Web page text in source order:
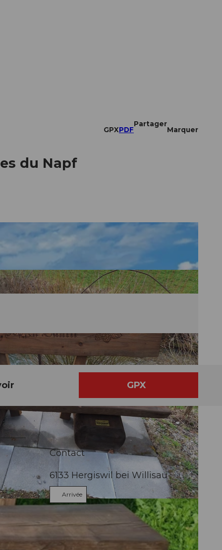
GPXPDF
Partager
Marquer
du Napf
GPX
Contact
6133 Hergiswil bei Willisau
Arrivée